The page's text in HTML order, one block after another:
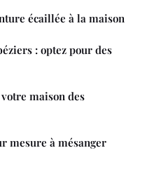
écaillée à la maison
: optez pour des
maison des
mesure à mésanger